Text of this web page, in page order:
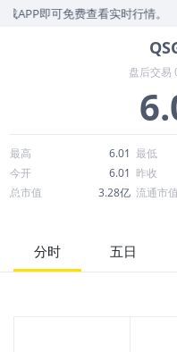
即可免费查看实时行情。
盘后交易
最高 6.01 最低
今开
6.01 昨收
总市值
3.28亿 流通市值
52周最高
15.64
股息
分时 五日